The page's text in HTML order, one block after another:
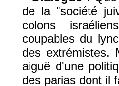
de la "société
colons
coupables du
des extrémistes.
aiguë d'une
des parias dont il